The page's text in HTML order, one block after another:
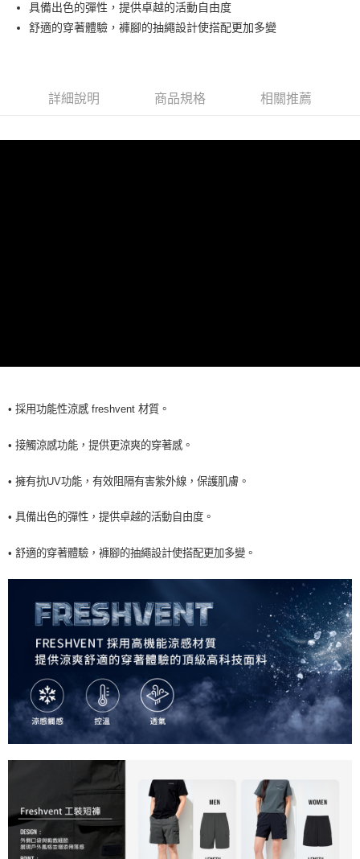
全家取貨付款<未取貨列黑名單/不支援離島取退>
每筆NT$60，滿NT$990(含以上)免運費
具備出色的彈性，提供卓越的活動自由度
舒適的穿著體驗，褲腳的抽繩設計使搭配更加多變
詳細說明 商品規格 相關推薦
• 採用功能性涼感 freshvent 材質。
• 接觸涼感功能，提供更涼爽的穿著感。
• 擁有抗UV功能，有效阻隔有害紫外線，保護肌膚。
• 具備出色的彈性，提供卓越的活動自由度。
• 舒適的穿著體驗，褲腳的抽繩設計使搭配更加多變。